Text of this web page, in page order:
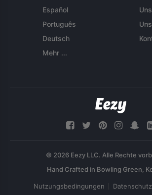
Español
Português
Deutsch
Mehr ...
© 2026 Eezy LLC. Alle Rechte
Nutzungsbedingungen